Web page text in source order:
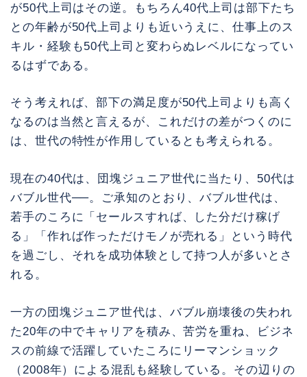
が50代上司はその逆。もちろん40代上司は部下たち
との年齢が50代上司よりも近いうえに、仕事上のス
キル・経験も50代上司と変わらぬレベルになってい
るはずである。
そう考えれば、部下の満足度が50代上司よりも高く
なるのは当然と言えるが、これだけの差がつくのに
は、世代の特性が作用しているとも考えられる。
現在の40代は、団塊ジュニア世代に当たり、50代は
バブル世代──。ご承知のとおり、バブル世代は、
若手のころに「セールスすれば、した分だけ稼げ
る」「作れば作っただけモノが売れる」という時代
を過ごし、それを成功体験として持つ人が多いとさ
れる。
一方の団塊ジュニア世代は、バブル崩壊後の失われ
た20年の中でキャリアを積み、苦労を重ね、ビジネ
スの前線で活躍していたころにリーマンショック
（2008年）による混乱も経験している。その辺りの